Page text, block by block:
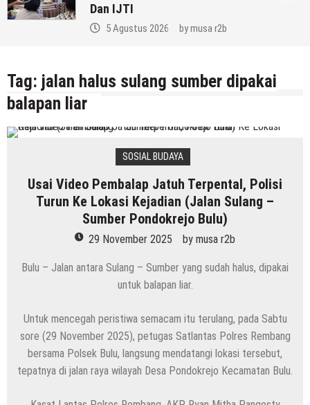
Dan IJTI
5 Agustus 2026 bymusa r2b
Tag: jalan halus sulang sumber dipakai
balapan liar
SOSIAL BUDAYA
Usai Video Pembalap Jatuh Terpental, Polisi
Turun Ke Lokasi Kejadian (Jalan Sulang –
Sumber Pondokrejo Bulu)
29 November 2025 by musa r2b
Bulu – Jalan antara Sulang – Sumber yang sudah halus, dipakai
untuk balapan liar.
Untuk mencegah peristiwa semacam itu terulang, pada Sabtu
sore (29 November 2025), petugas Satlantas Polres Rembang
bersama Polsek Bulu, langsung mendatangi lokasi tersebut,
tepatnya di jalan raya wilayah Desa Pondokrejo Kecamatan Bulu.